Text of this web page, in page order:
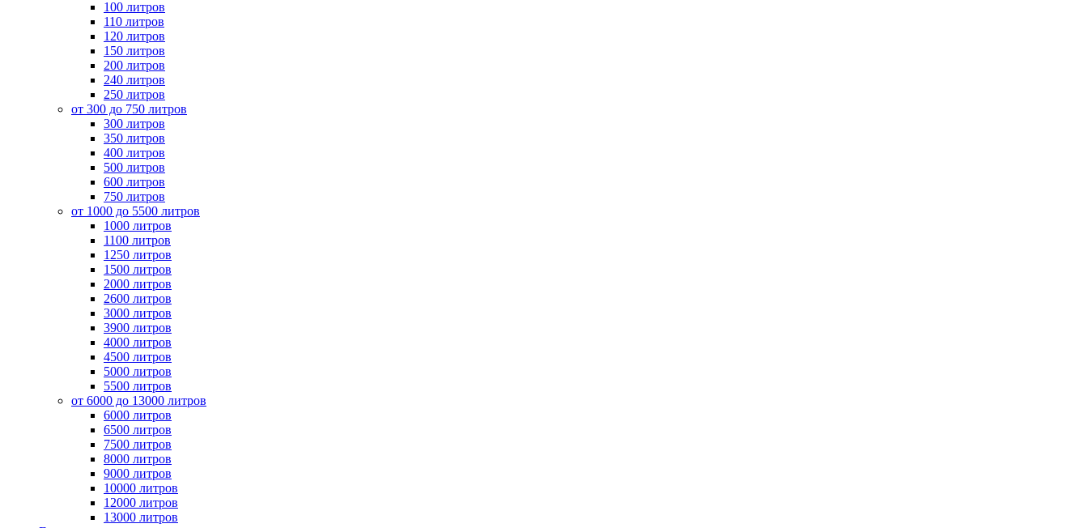
100 литров
110 литров
120 литров
150 литров
200 литров
240 литров
250 литров
от 300 до 750 литров
300 литров
350 литров
400 литров
500 литров
600 литров
750 литров
от 1000 до 5500 литров
1000 литров
1100 литров
1250 литров
1500 литров
2000 литров
2600 литров
3000 литров
3900 литров
4000 литров
4500 литров
5000 литров
5500 литров
от 6000 до 13000 литров
6000 литров
6500 литров
7500 литров
8000 литров
9000 литров
10000 литров
12000 литров
13000 литров